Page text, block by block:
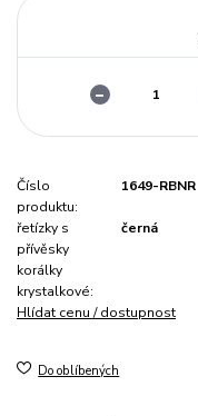
Číslo
produktu:
1649-RBNR
řetízky s
přívěsky
korálky
krystalkové:
černá
Hlídat cenu / dostupnost
Do oblíbených